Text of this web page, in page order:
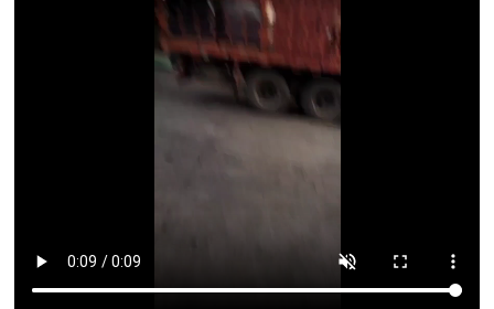
26+32号化妆级白油 46+68号化妆级白油